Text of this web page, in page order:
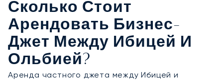
Сколько Стоит
Арендовать Бизнес-
Джет Между Ибицей И
Ольбией?
Аренда частного джета между Ибицей и